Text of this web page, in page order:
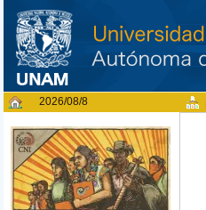
2026/08/8